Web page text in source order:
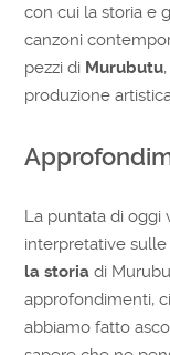
con cui la storia e
canzoni
pezzi di Murubutu
produzione
La puntata di oggi
interpretative
la storia di
approfondimenti,
abbiamo fatto